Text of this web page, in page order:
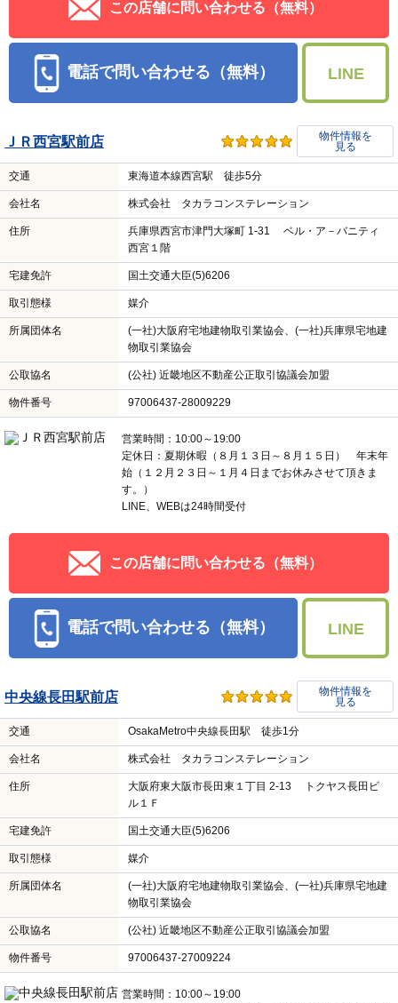
この店舗に問い合わせる（無料）
電話で問い合わせる（無料） LINE
ＪＲ西宮駅前店
物件情報を
見る
交通 東海道本線西宮駅 徒歩5分
会社名 株式会社 タカラコンステレーション
住所
兵庫県西宮市津門大塚町 1-31 ベル・ア－バニティ
西宮１階
宅建免許 国土交通大臣(5)6206
取引態様 媒介
所属団体名
(一社)大阪府宅地建物取引業協会、(一社)兵庫県宅地建
物取引業協会
公取協名 (公社) 近畿地区不動産公正取引協議会加盟
物件番号 97006437-28009229
営業時間：10:00～19:00
定休日：夏期休暇（８月１３日～８月１５日） 年末年
始（１２月２３日～１月４日までお休みさせて頂きま
す。）
LINE、WEBは24時間受付
この店舗に問い合わせる（無料）
電話で問い合わせる（無料） LINE
中央線長田駅前店
物件情報を
見る
交通 OsakaMetro中央線長田駅 徒歩1分
会社名 株式会社 タカラコンステレーション
住所
大阪府東大阪市長田東１丁目 2-13 トクヤス長田ビ
ル１Ｆ
宅建免許 国土交通大臣(5)6206
取引態様 媒介
所属団体名
(一社)大阪府宅地建物取引業協会、(一社)兵庫県宅地建
物取引業協会
公取協名 (公社) 近畿地区不動産公正取引協議会加盟
物件番号 97006437-27009224
営業時間：10:00～19:00